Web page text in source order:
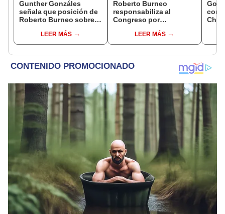
Gunther Gonzáles
señala que posición de
Roberto Burneo sobre
Aliaga no representan al
JNE
LEER MÁS
Roberto Burneo
responsabiliza al
Congreso por
de alcaldesLEER MÁS